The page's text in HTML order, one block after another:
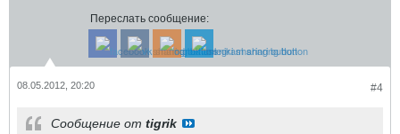
Переслать сообщение:
#4
08.05.2012, 20:20
Сообщение от tigrik